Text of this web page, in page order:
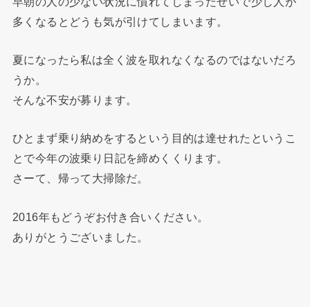
多くなるとどうも気が引けてしまいます。
夏になったら私は全く波を取れなくなるのではないだろ
うか。
そんな不安が募ります。
ひとまず乗り納めをするという目的は達せれたというこ
とで今年の波乗り日記を締めくくります。
さーて、帰って大掃除だ。
2016年もどうぞお付き合いください。
ありがとうございました。